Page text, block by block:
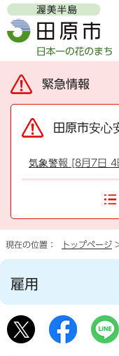
緊急情報
田原市安心
気象警報 [8月7日 4
現在の位置： トップページ
雇用